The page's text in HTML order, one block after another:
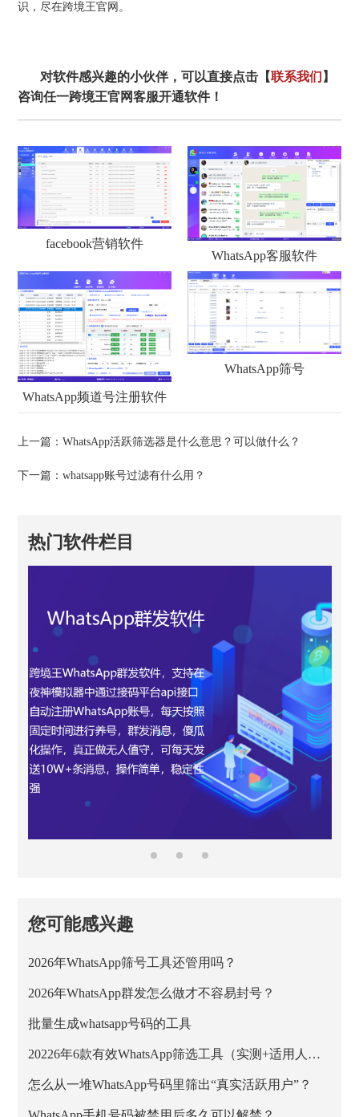
识，尽在跨境王官网。
对软件感兴趣的小伙伴，可以直接点击【联系我们 】
咨询任一跨境王官网客服开通软件！
facebook营销软件
WhatsApp客服软件
WhatsApp频道号注册软件
WhatsApp筛号
上一篇：WhatsApp活跃筛选器是什么意思？可以做什么？
下一篇：whatsapp账号过滤有什么用？
热门软件栏目
您可能感兴趣
2026年WhatsApp筛号工具还管用吗？
2026年WhatsApp群发怎么做才不容易封号？
批量生成whatsapp号码的工具
20226年6款有效WhatsApp筛选工具（实测+适用人群）
怎么从一堆WhatsApp号码里筛出“真实活跃用户”？